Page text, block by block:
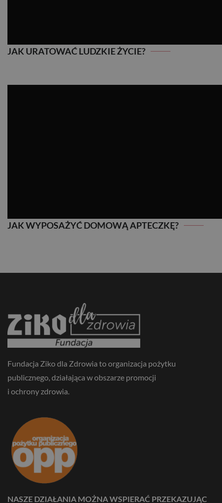
JAK URATOWAĆ LUDZKIE ŻYCIE?
JAK WYPOSAŻYĆ DOMOWĄ APTECZKĘ?
Fundacja Ziko dla Zdrowia to organizacja pożytku
publicznego, działająca w obszarze promocji
i ochrony zdrowia.
NASZE DZIAŁANIA MOŻNA WSPIERAĆ PRZEKAZUJĄC